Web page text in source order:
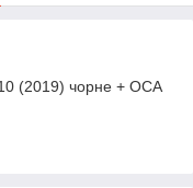
(2019) чорне + ОСА